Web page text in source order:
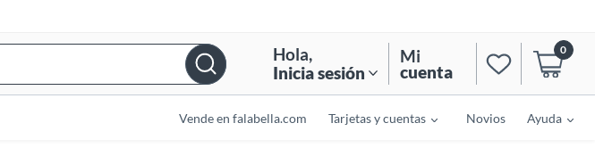
Bar
Hola,
Inicia sesión
Mi
cuenta
0
Vende en falabella.com Tarjetas y cuentas Novios Ayuda